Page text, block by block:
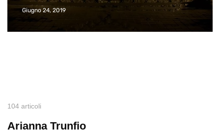
Giugno 24, 2019
104 articoli
Arianna Trunfio